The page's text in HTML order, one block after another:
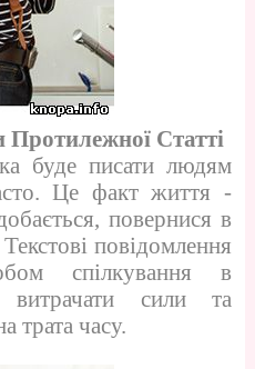
Статті
буде писати людям
Це факт життя -
повернися в
повідомлення
спілкування в
сили та
трата часу.